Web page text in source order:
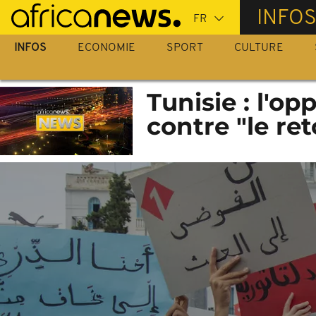
Passer
au
contenu
INFOS
INFOS ECONOMIE SPORT CULTURE
Tunisie :
contre "le